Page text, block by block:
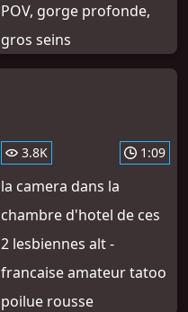
POV, gorge profonde,
gros seins
3.8K 1:09
la camera dans la
chambre d'hotel de ces
2 lesbiennes alt -
francaise amateur tatoo
poilue rousse